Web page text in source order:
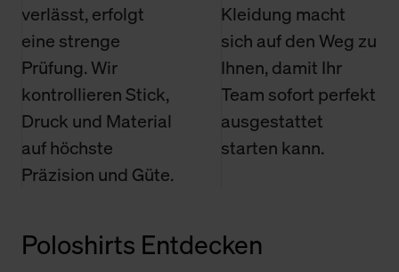
verlässt, erfolgt
eine strenge
Prüfung. Wir
kontrollieren Stick,
Druck und Material
auf höchste
Präzision und Güte.
Kleidung macht
sich auf den Weg zu
Ihnen, damit Ihr
Team sofort perfekt
ausgestattet
starten kann.
Poloshirts Entdecken